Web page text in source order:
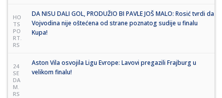
HO
TS
PO
RT.
RS
DA NISU DALI GOL, PRODUŽIO BI PAVLE JOŠ MALO: Rosić tvrdi da
Vojvodina nije oštećena od strane poznatog sudije u finalu
Kupa!
24
SE
DA
M.
RS
Aston Vila osvojila Ligu Evrope: Lavovi pregazili Frajburg u
velikom finalu!